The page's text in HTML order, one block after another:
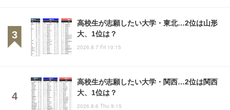
高校生が志願したい大学・東北…2位は山形
大、1位は？
2026.8.7 Fri 10:15
高校生が志願したい大学・関西…2位は関西
大、1位は？
2026.8.6 Thu 9:15